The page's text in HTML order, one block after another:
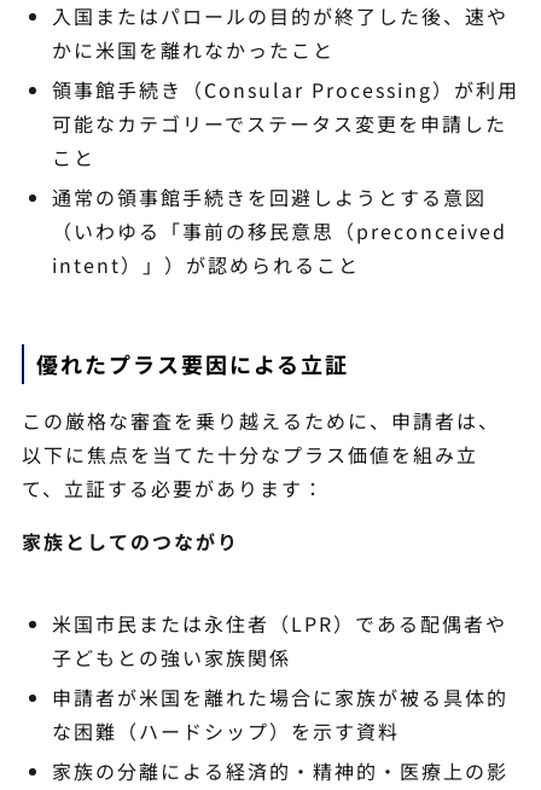
入国またはパロールの目的が終了した後、速や
かに米国を離れなかったこと
領事館手続き（Consular Processing）が利用
可能なカテゴリーでステータス変更を申請した
こと
通常の領事館手続きを回避しようとする意図
（いわゆる「事前の移民意思（preconceived
intent）」）が認められること
優れたプラス要因による立証
この厳格な審査を乗り越えるために、申請者は、
以下に焦点を当てた十分なプラス価値を組み立
て、立証する必要があります：
家族としてのつながり
米国市民または永住者（LPR）である配偶者や
子どもとの強い家族関係
申請者が米国を離れた場合に家族が被る具体的
な困難（ハードシップ）を示す資料
家族の分離による経済的・精神的・医療上の影